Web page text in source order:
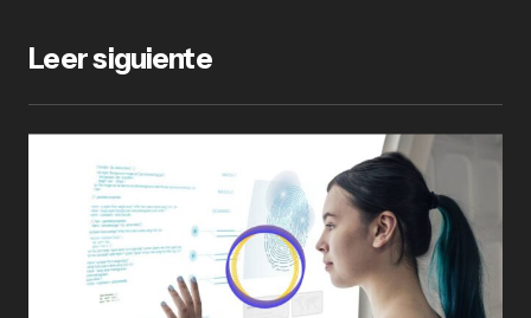
Leer siguiente